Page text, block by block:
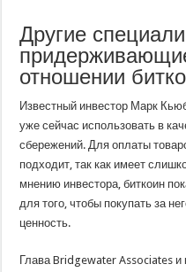
Другие
отношении
Известный инвестор Марк
уже сейчас использовать в
сбережений. Для оплаты
подходит, так как имеет
мнению инвестора, биткоин
для того, чтобы покупать за
ценность.
Глава Bridgewater Associates